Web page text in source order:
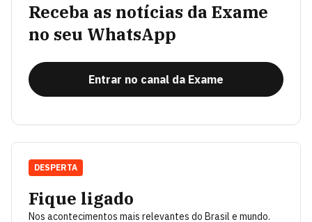
Receba as notícias da Exame
no seu WhatsApp
Entrar no canal da Exame
Fique ligado
Nos acontecimentos mais relevantes do Brasil e mundo.
DESPERTA